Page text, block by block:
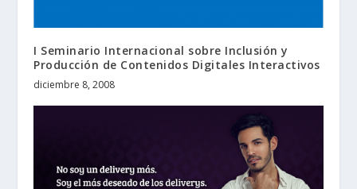
I Seminario Internacional sobre Inclusión y
Producción de Contenidos Digitales Interactivos
diciembre 8, 2008